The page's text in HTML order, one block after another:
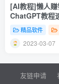
[AI教程]懒人
ChatGPT教程
操，人工智能
赚钱精品软件
2023-03-07
友链申请